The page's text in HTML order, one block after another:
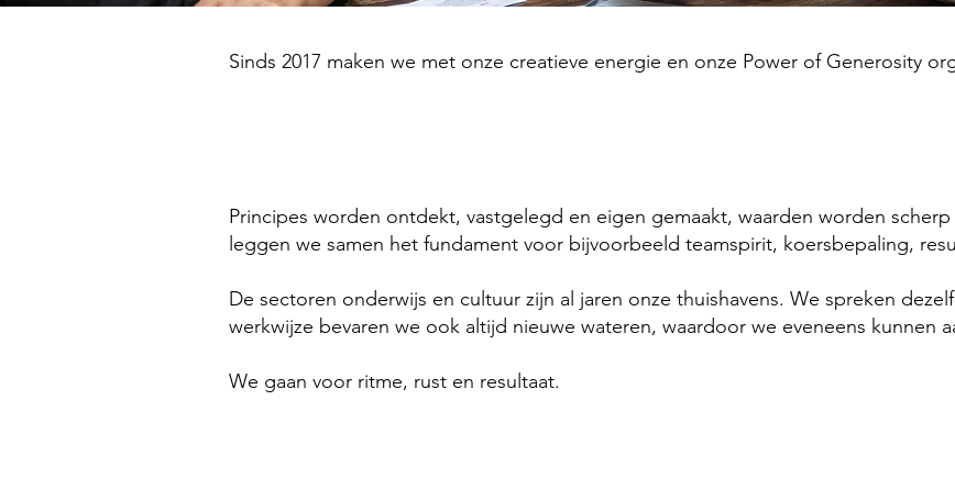
Sinds 2017 maken we met onze creatieve energie en onze Power of Generosity
Principes worden ontdekt, vastgelegd en eigen gemaakt, waarden worden
leggen we samen het fundament voor bijvoorbeeld teamspirit, koersbepaling,
De sectoren onderwijs en cultuur zijn al jaren onze thuishavens. We spreken
werkwijze bevaren we ook altijd nieuwe wateren, waardoor we eveneens kunnen
We gaan voor ritme, rust en resultaat.